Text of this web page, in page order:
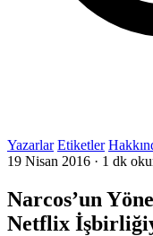
Yazarlar Etiketler
19 Nisan 2016 · 1 dk
Narcos’un
Netflix